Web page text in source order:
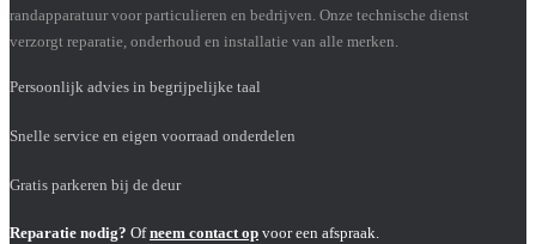
randapparatuur voor particulieren en bedrijven. Onze technische dienst
verzorgt reparatie, onderhoud en installatie van alle merken.
Persoonlijk advies in begrijpelijke taal
Snelle service en eigen voorraad onderdelen
Gratis parkeren bij de deur
Reparatie nodig? Ofneem contact op voor een afspraak.